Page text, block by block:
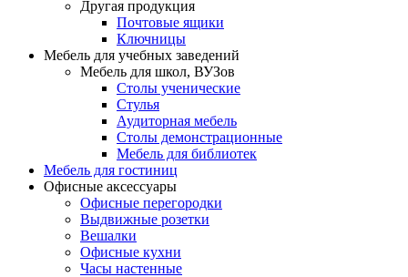
Другая продукция
Почтовые ящики
Ключницы
Мебель для учебных заведений
Мебель для школ, ВУЗов
Столы ученические
Стулья
Аудиторная мебель
Столы демонстрационные
Мебель для библиотек
Мебель для гостиниц
Офисные аксессуары
Офисные перегородки
Выдвижные розетки
Вешалки
Офисные кухни
Часы настенные